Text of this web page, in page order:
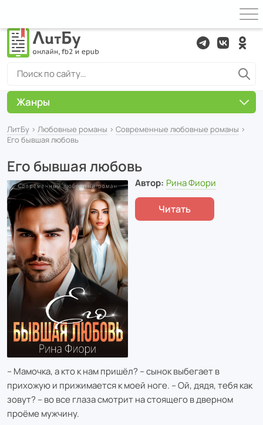
ЛитБу › Любовные романы › Современные любовные романы ›
Его бывшая любовь
Его бывшая любовь
Автор: Рина Фиори
Читать
– Мамочка, а кто к нам пришёл? – сынок выбегает в
прихожую и прижимается к моей ноге. – Ой, дядя, тебя как
зовут? – во все глаза смотрит на стоящего в дверном
проёме мужчину.
Жанры